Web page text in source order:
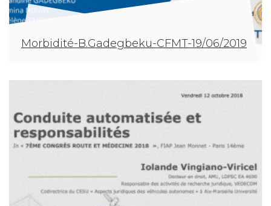
Morbidité-B.Gadegbeku-CFMT-19/06/2019